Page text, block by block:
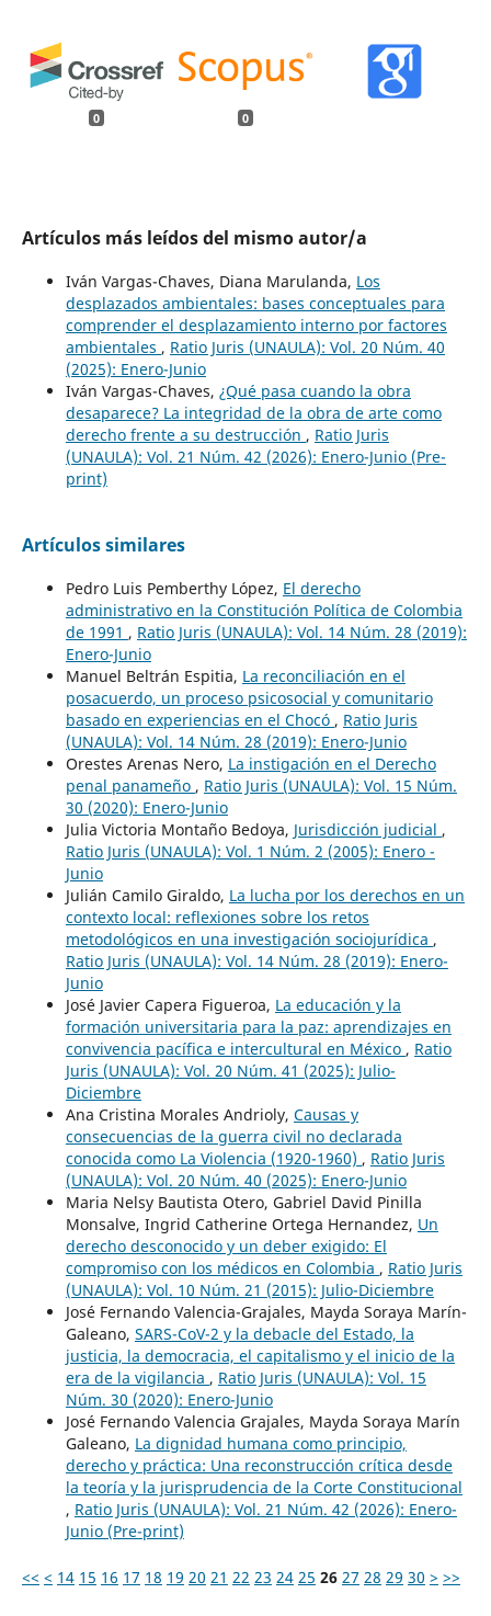
0 0
Artículos más leídos del mismo autor/a
Iván Vargas-Chaves, Diana Marulanda, Los
desplazados ambientales: bases conceptuales para
comprender el desplazamiento interno por factores
ambientales , Ratio Juris (UNAULA): Vol. 20 Núm. 40
(2025): Enero-Junio
Iván Vargas-Chaves, ¿Qué pasa cuando la obra
desaparece? La integridad de la obra de arte como
derecho frente a su destrucción , Ratio Juris
(UNAULA): Vol. 21 Núm. 42 (2026): Enero-Junio (Pre-
print)
Artículos similares
Pedro Luis Pemberthy López, El derecho
administrativo en la Constitución Política de Colombia
de 1991 , Ratio Juris (UNAULA): Vol. 14 Núm. 28 (2019):
Enero-Junio
Manuel Beltrán Espitia, La reconciliación en el
posacuerdo, un proceso psicosocial y comunitario
basado en experiencias en el Chocó , Ratio Juris
(UNAULA): Vol. 14 Núm. 28 (2019): Enero-Junio
Orestes Arenas Nero, La instigación en el Derecho
penal panameño , Ratio Juris (UNAULA): Vol. 15 Núm.
30 (2020): Enero-Junio
Julia Victoria Montaño Bedoya, Jurisdicción judicial ,
Ratio Juris (UNAULA): Vol. 1 Núm. 2 (2005): Enero -
Junio
Julián Camilo Giraldo, La lucha por los derechos en un
contexto local: reflexiones sobre los retos
metodológicos en una investigación sociojurídica ,
Ratio Juris (UNAULA): Vol. 14 Núm. 28 (2019): Enero-
Junio
José Javier Capera Figueroa, La educación y la
formación universitaria para la paz: aprendizajes en
convivencia pacífica e intercultural en México , Ratio
Juris (UNAULA): Vol. 20 Núm. 41 (2025): Julio-
Diciembre
Ana Cristina Morales Andrioly, Causas y
consecuencias de la guerra civil no declarada
conocida como La Violencia (1920-1960) , Ratio Juris
(UNAULA): Vol. 20 Núm. 40 (2025): Enero-Junio
Maria Nelsy Bautista Otero, Gabriel David Pinilla
Monsalve, Ingrid Catherine Ortega Hernandez, Un
derecho desconocido y un deber exigido: El
compromiso con los médicos en Colombia , Ratio Juris
(UNAULA): Vol. 10 Núm. 21 (2015): Julio-Diciembre
José Fernando Valencia-Grajales, Mayda Soraya Marín-
Galeano, SARS-CoV-2 y la debacle del Estado, la
justicia, la democracia, el capitalismo y el inicio de la
era de la vigilancia , Ratio Juris (UNAULA): Vol. 15
Núm. 30 (2020): Enero-Junio
José Fernando Valencia Grajales, Mayda Soraya Marín
Galeano, La dignidad humana como principio,
derecho y práctica: Una reconstrucción crítica desde
la teoría y la jurisprudencia de la Corte Constitucional
, Ratio Juris (UNAULA): Vol. 21 Núm. 42 (2026): Enero-
Junio (Pre-print)
<< < 14 15 16 17 18 19 20 21 22 23 24 25 26 27 28 29 30 > >>